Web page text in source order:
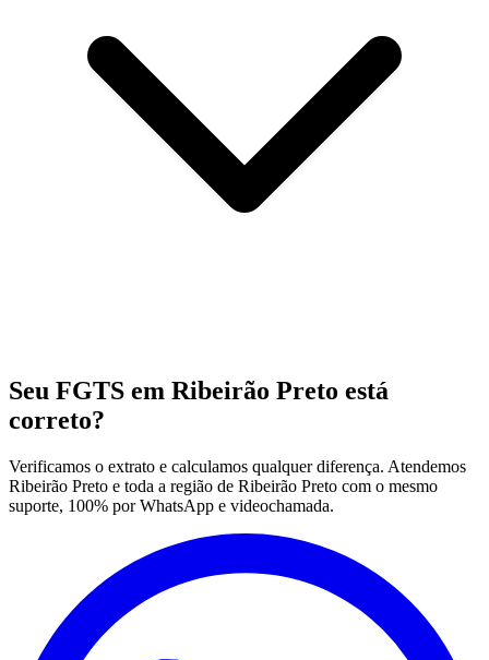
Seu FGTS em Ribeirão Preto está
correto?
Verificamos o extrato e calculamos qualquer diferença. Atendemos
Ribeirão Preto e toda a região de Ribeirão Preto com o mesmo
suporte, 100% por WhatsApp e videochamada.